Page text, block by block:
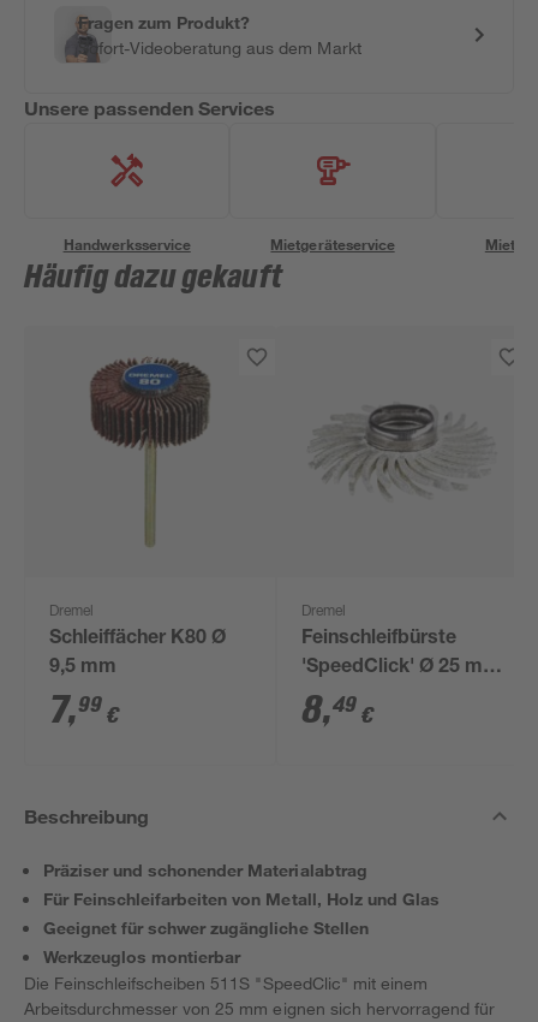
Fragen zum Produkt?
Sofort-Videoberatung aus dem Markt
Unsere passenden Services
Handwerksservice Mietgeräteservice
Häufig dazu gekauft
Dremel
Schleiffächer K80 Ø
9,5 mm
7,99 €
Dremel
Feinschleifbürste
'SpeedClick' Ø 25 mm
K120
8,49 €
Beschreibung
Präziser und schonender Materialabtrag
Für Feinschleifarbeiten von Metall, Holz und Glas
Geeignet für schwer zugängliche Stellen
Werkzeuglos montierbar
Die Feinschleifscheiben 511S "SpeedClic" mit einem
Arbeitsdurchmesser von 25 mm eignen sich hervorragend für